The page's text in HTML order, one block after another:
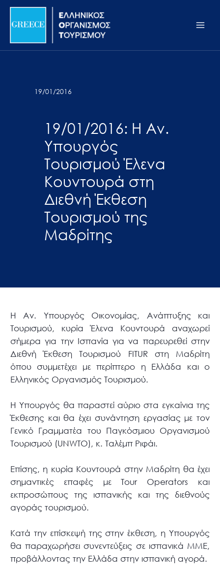
Σημείωση:
ιστότοπος
προσβασιμότητας.
Μετάβαση
περιεχόμενο
19/01/2016
19/01/2016: Η Αν.
Υπουργός
Τουρισμού Έλενα
Κουντουρά στη
Διεθνή Έκθεση
Τουρισμού της
Μαδρίτης
Η Αν. Υπουργός Οικονομίας, Ανάπτυξης και
Τουρισμού, κυρία Έλενα Κουντουρά αναχωρεί
σήμερα για την Ισπανία για να παρευρεθεί στην
Διεθνή Έκθεση Τουρισμού FITUR στη Μαδρίτη
όπου συμμετέχει με περίπτερο η Ελλάδα και ο
Ελληνικός Οργανισμός Τουρισμού.
H Υπουργός θα παραστεί αύριο στα εγκαίνια της
Έκθεσης και θα έχει συνάντηση εργασίας με τον
Γενικό Γραμματέα του Παγκόσμιου Οργανισμού
Τουρισμού (UNWTO), κ. Ταλέμπ Ριφάι.
Επίσης, η κυρία Κουντουρά στην Μαδρίτη θα έχει
σημαντικές επαφές με Tour Operators και
εκπροσώπους της ισπανικής και της διεθνούς
αγοράς τουρισμού.
Κατά την επίσκεψή της στην έκθεση, η Υπουργός
θα παραχωρήσει συνεντεύξεις σε ισπανικά ΜΜΕ,
προβάλλοντας την Ελλάδα στην ισπανική αγορά.